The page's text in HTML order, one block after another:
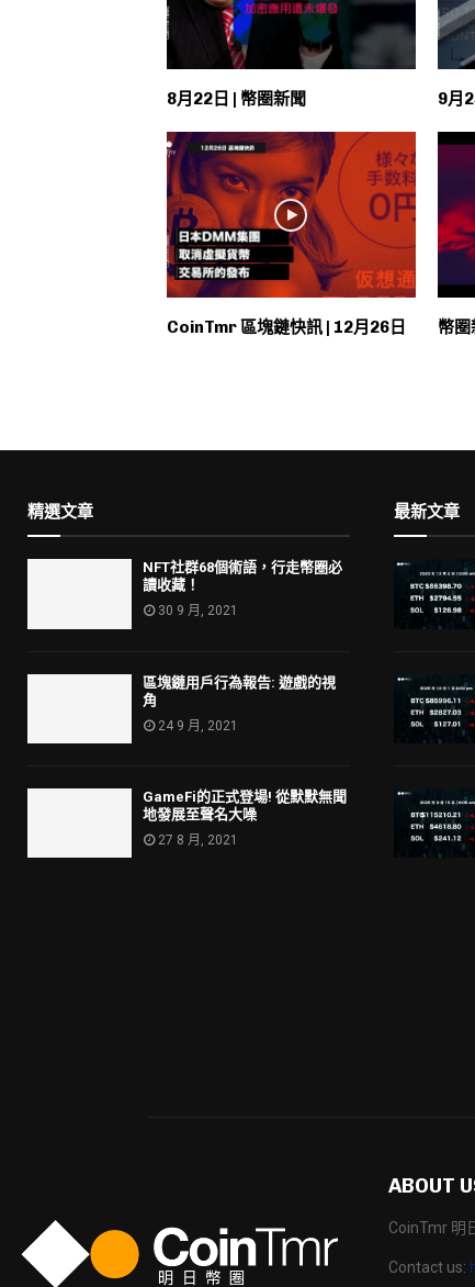
8月22日 | 幣圈新聞 9月
CoinTmr 區塊鏈快訊 | 12月26日 幣圈
精選文章
NFT社群68個術語，行走幣圈必
讀收藏！
30 9 月, 2021
區塊鏈用戶行為報告: 遊戲的視
角
24 9 月, 2021
GameFi的正式登場! 從默默無聞
地發展至聲名大噪
27 8 月, 2021
最新文章
ABOUT
CoinTmr 明
Contact us: